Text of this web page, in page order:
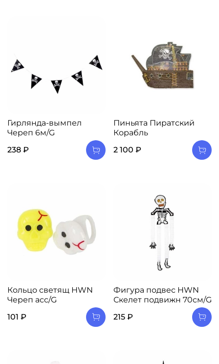
Гирлянда-вымпел
Череп 6м/G
238 ₽
Пиньята Пиратский
Корабль
2 100 ₽
Кольцо светящ HWN
Череп асс/G
101 ₽
Фигура подвес HWN
Скелет подвижн 70см/G
215 ₽